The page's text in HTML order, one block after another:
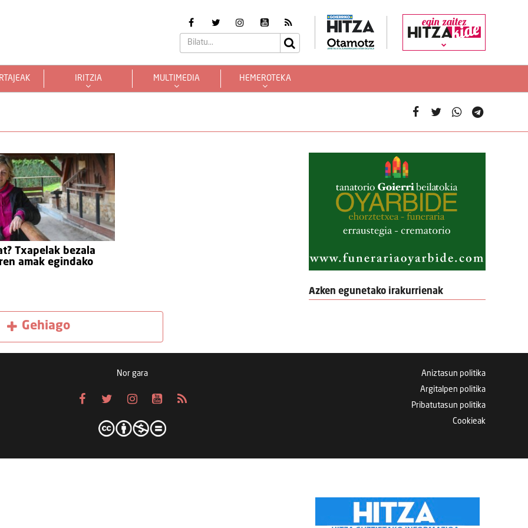
egin zaitez
IRITZIA MULTIMEDIA HEMEROTEKA
Txapelak bezala
amak egindako
Gehiago
Azken egunetako irakurrienak
Nor gara
Aniztasun politika
Argitalpen politika
Pribatutasun politika
Cookieak